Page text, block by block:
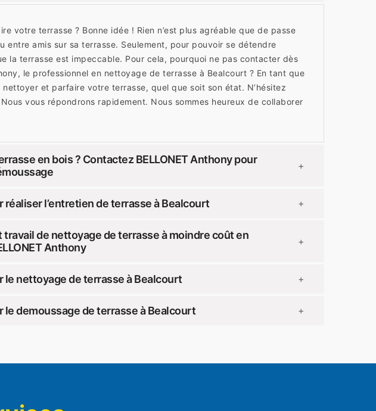
votre terrasse ? Bonne idée ! Rien n’est plus agréable que de passe
entre amis sur sa terrasse. Seulement, pour pouvoir se détendre
la terrasse est impeccable. Pour cela, pourquoi ne pas contacter dès
le professionnel en nettoyage de terrasse à Bealcourt ? En tant que
nettoyer et parfaire votre terrasse, quel que soit son état. N’hésitez
vous répondrons rapidement. Nous sommes heureux de collaborer
en bois ? Contactez BELLONET Anthony pour
+
réaliser l’entretien de terrasse à Bealcourt +
travail de nettoyage de terrasse à moindre coût en
Anthony
+
le nettoyage de terrasse à Bealcourt +
le demoussage de terrasse à Bealcourt +